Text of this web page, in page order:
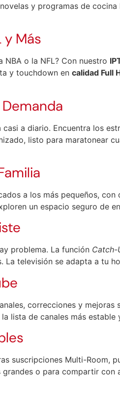
y programas de
y Más
o la NFL? Con nuestro
y touchdown encalidad Full
a diario. Encuentra los
listo para maratonear
a los más pequeños, con
un espacio seguro de
problema. La función Catch-
televisión se adapta a tu
correcciones y mejoras
lista de canales más
suscripciones Multi-Room,
o para compartir con